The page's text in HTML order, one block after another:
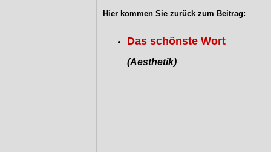
Hier kommen Sie zurück zum Beitrag:
Das schönste Wort
(Aesthetik)